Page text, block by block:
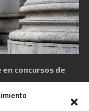
concursos de